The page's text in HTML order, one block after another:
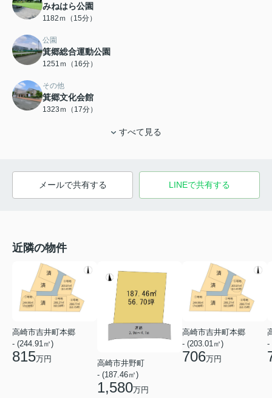
みねはら公園
1182ｍ（15分）
公園
箕郷総合運動公園
1251ｍ（16分）
その他
箕郷文化会館
1323ｍ（17分）
すべて見る
メールで共有する LINEで共有する
近隣の物件
高崎市吉井町本郷
- (244.91㎡)
815万円
高崎市井野町
- (187.46㎡)
1,580万円
高崎市吉井町本郷
- (203.01㎡)
706万円
-